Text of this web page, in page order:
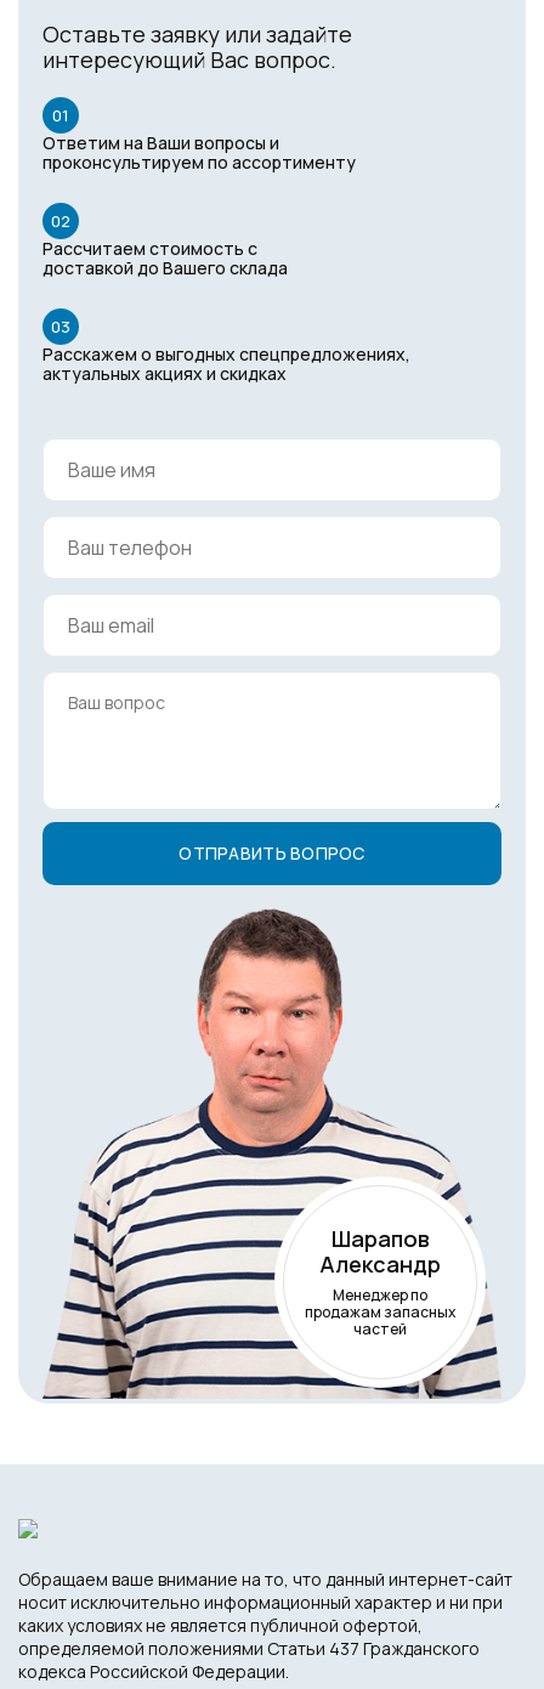
Оставьте заявку или задайте
интересующий Вас вопрос.
01
Ответим на Ваши вопросы и
проконсультируем по ассортименту
02
Рассчитаем стоимость с
доставкой до Вашего склада
03
Расскажем о выгодных спецпредложениях,
актуальных акциях и скидках
Шарапов
Александр
Менеджер по
продажам запасных
частей
Обращаем ваше внимание на то, что данный интернет-сайт
носит исключительно информационный характер и ни при
каких условиях не является публичной офертой,
определяемой положениями Статьи 437 Гражданского
кодекса Российской Федерации.